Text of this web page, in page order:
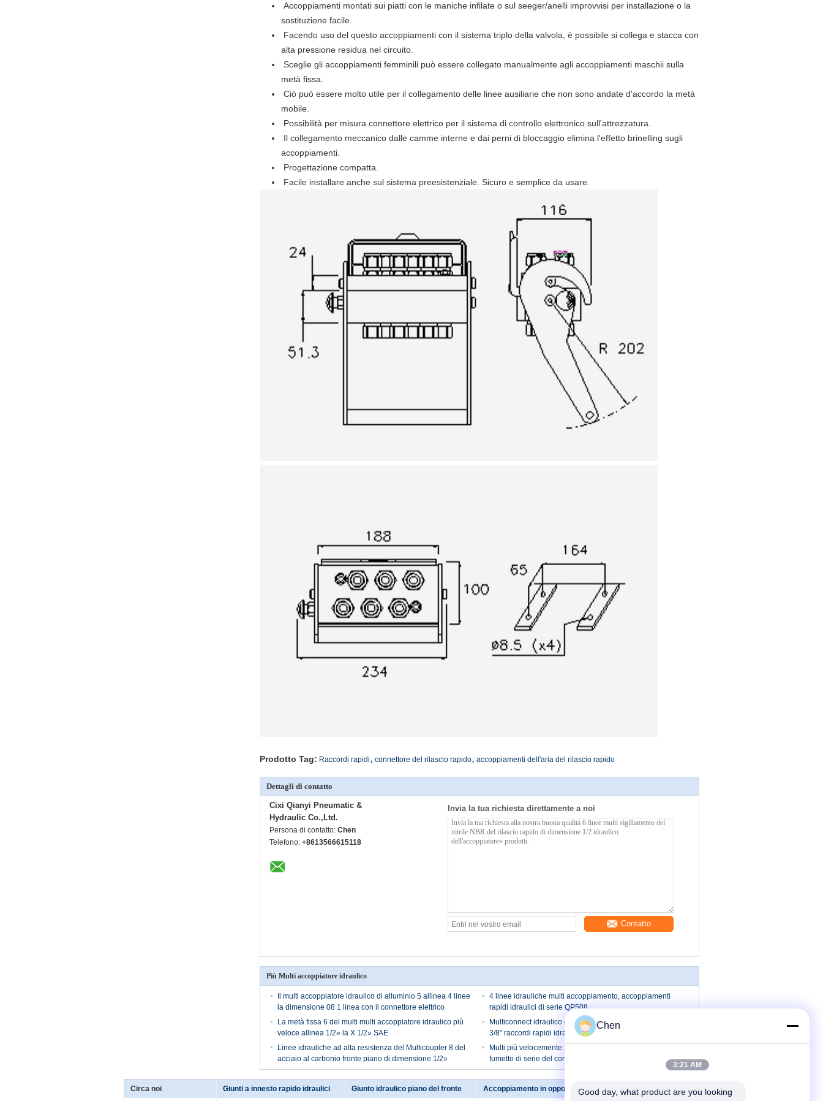
Accoppiamenti montati sui piatti con le maniche infilate o sul seeger/anelli improvvisi per installazione o la
sostituzione facile.
Facendo uso del questo accoppiamenti con il sistema triplo della valvola, è possibile si collega e stacca con
alta pressione residua nel circuito.
Sceglie gli accoppiamenti femminili può essere collegato manualmente agli accoppiamenti maschii sulla
metà fissa.
Ciò può essere molto utile per il collegamento delle linee ausiliarie che non sono andate d'accordo la metà
mobile.
Possibilità per misura connettore elettrico per il sistema di controllo elettronico sull'attrezzatura.
Il collegamento meccanico dalle camme interne e dai perni di bloccaggio elimina l'effetto brinelling sugli
accoppiamenti.
Progettazione compatta.
Facile installare anche sul sistema preesistenziale. Sicuro e semplice da usare.
Prodotto Tag: Raccordi rapidi, connettore del rilascio rapido, accoppiamenti dell'aria del rilascio rapido
Dettagli di contatto
Cixi Qianyi Pneumatic &
Hydraulic Co.,Ltd.
Persona di contatto: Chen
Telefono: +8613566615118
Invia la tua richiesta direttamente a noi
Contatto
Più Multi accoppiatore idraulico
Il multi accoppiatore idraulico di alluminio 5 allinea 4 linee
la dimensione 08 1 linea con il connettore elettrico
4 linee idrauliche multi accoppiamento, accoppiamenti
rapidi idraulici di serie QP508
La metà fissa 6 del multi multi accoppiatore idraulico più
veloce allinea 1/2» la X 1/2» SAE
Multiconnect idraulico di alluminio, 6 linee dimensione
3/8" raccordi rapidi idraulici
Linee idrauliche ad alta resistenza del Multicoupler 8 del
acciaio al carbonio fronte piano di dimensione 1/2»
Multi più velocemente 2 linee multi acciaio idraulico del
fumetto di serie del compatto QP206 dell'accoppiatore
Circa noi Giunti a innesto rapido idraulici Giunto idraulico piano del fronte Accoppiamento in opposizione Contattici
Chen
3:21 AM
Good day, what product are you looking